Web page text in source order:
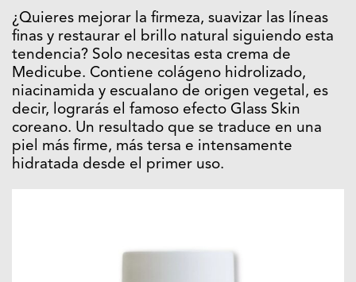
¿Quieres mejorar la firmeza, suavizar las líneas
finas y restaurar el brillo natural siguiendo esta
tendencia? Solo necesitas esta crema de
Medicube. Contiene colágeno hidrolizado,
niacinamida y escualano de origen vegetal, es
decir, lograrás el famoso efecto Glass Skin
coreano. Un resultado que se traduce en una
piel más firme, más tersa e intensamente
hidratada desde el primer uso.